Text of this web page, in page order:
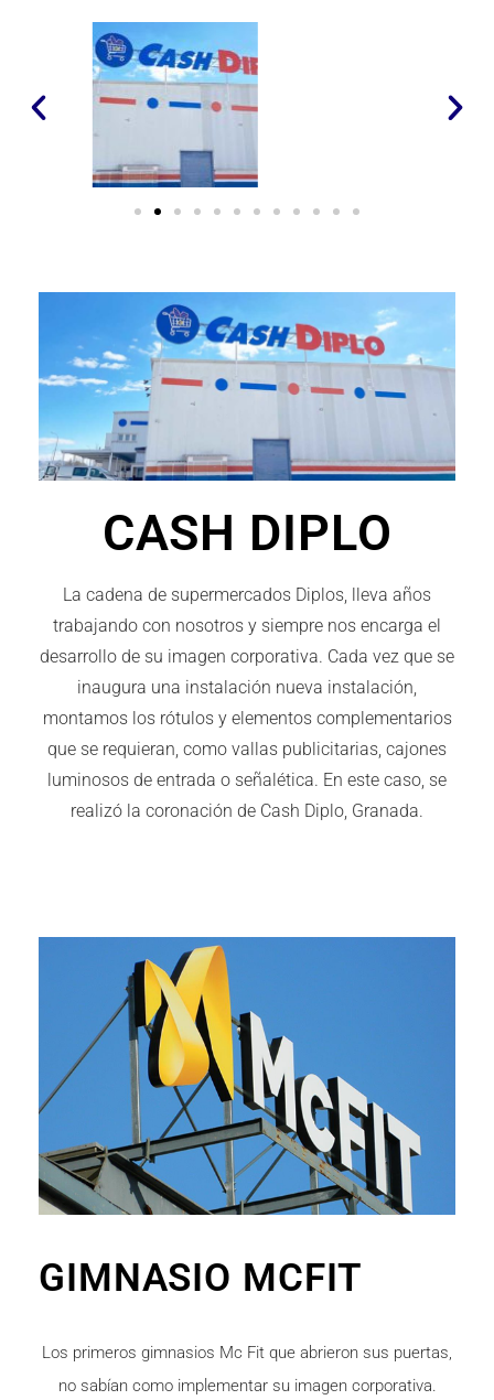
CASH DIPLO
La cadena de supermercados Diplos, lleva años
trabajando con nosotros y siempre nos encarga el
desarrollo de su imagen corporativa. Cada vez que se
inaugura una instalación nueva instalación,
montamos los rótulos y elementos complementarios
que se requieran, como vallas publicitarias, cajones
luminosos de entrada o señalética. En este caso, se
realizó la coronación de Cash Diplo, Granada.
GIMNASIO MCFIT
Los primeros gimnasios Mc Fit que abrieron sus puertas,
no sabían como implementar su imagen corporativa.